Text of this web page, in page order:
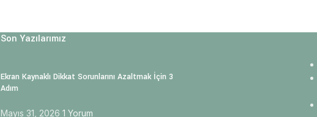
Son Yazılarımız
Ekran Kaynaklı Dikkat Sorunlarını Azaltmak İçin 3
Adım
Mayıs 31, 2026 1 Yorum